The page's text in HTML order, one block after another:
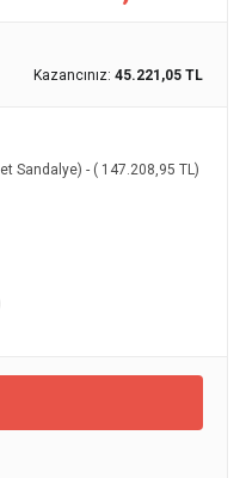
Kazancınız: 45.221,05 TL
Sandalye) - ( 147.208,95 TL)